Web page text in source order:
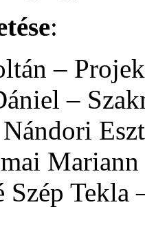
:
–
–
Mariann
Szép Tekla